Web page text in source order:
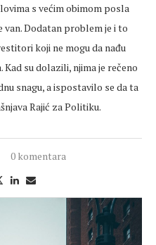
s većim obimom posla
van. Dodatan problem je i to
koji ne mogu da nađu
su dolazili, njima je rečeno
snagu, a ispostavilo se da ta
Rajić za Politiku.
0 komentara